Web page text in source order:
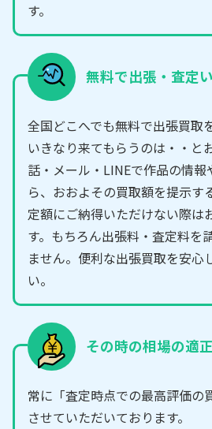
す。
無料で出張・査定
全国どこへでも無料で出張買取
いきなり来てもらうのは・・と
話・メール・LINEで作品の情
ら、おおよその買取額を提示す
定額にご納得いただけない際は
す。もちろん出張料・査定料を
ません。便利な出張買取を安心
い。
その時の相場の適
常に「査定時点での最高評価の
させていただいております。